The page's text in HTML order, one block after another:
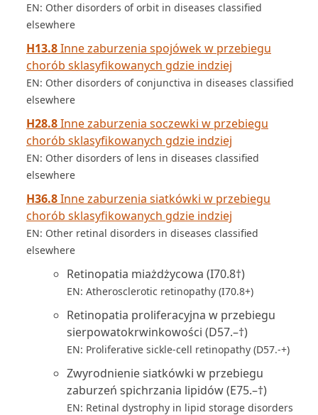
EN: Other disorders of orbit in diseases classified
elsewhere
H13.8Inne zaburzenia spojówek w przebiegu
chorób sklasyfikowanych gdzie indziej
EN: Other disorders of conjunctiva in diseases classified
elsewhere
H28.8Inne zaburzenia soczewki w przebiegu
chorób sklasyfikowanych gdzie indziej
EN: Other disorders of lens in diseases classified
elsewhere
H36.8Inne zaburzenia siatkówki w przebiegu
chorób sklasyfikowanych gdzie indziej
EN: Other retinal disorders in diseases classified
elsewhere
Retinopatia miażdżycowa (I70.8†)
EN: Atherosclerotic retinopathy (I70.8+)
Retinopatia proliferacyjna w przebiegu
sierpowatokrwinkowości (D57.–†)
EN: Proliferative sickle-cell retinopathy (D57.-+)
Zwyrodnienie siatkówki w przebiegu
zaburzeń spichrzania lipidów (E75.–†)
EN: Retinal dystrophy in lipid storage disorders